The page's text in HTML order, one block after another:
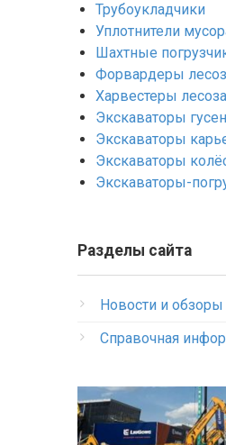
Трубоукладчики
Уплотнители
Шахтные
Форвардеры
Харвестеры
Экскаваторы
Экскаваторы
Экскаваторы
Экскаваторы-
Разделы сайта
Новости и обзоры
Справочная